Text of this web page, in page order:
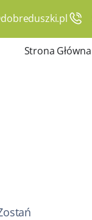
Strona Główna